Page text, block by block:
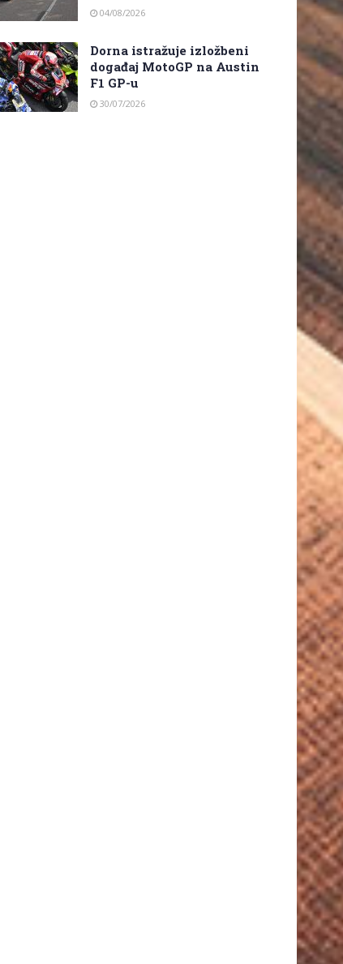
04/08/2026
Dorna istražuje izložbeni
događaj MotoGP na Austin
F1 GP-u
30/07/2026